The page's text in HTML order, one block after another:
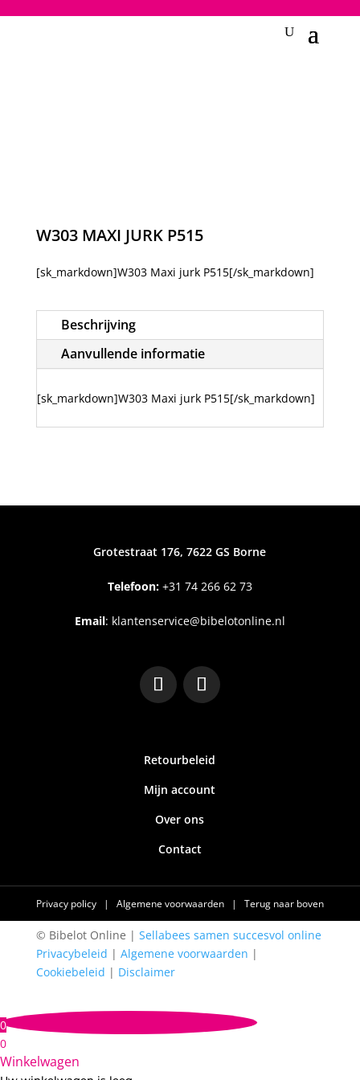
W303 MAXI JURK P515
[sk_markdown]W303 Maxi jurk P515[/sk_markdown]
Beschrijving
Aanvullende informatie
[sk_markdown]W303 Maxi jurk P515[/sk_markdown]
Grotestraat 176, 7622 GS Borne
Telefoon:+31 74 266 62 73
Email: klantenservice@bibelotonline.nl
Retourbeleid
Mijn account
Over ons
Contact
Privacy policy | Algemene voorwaarden | Terug naar boven
© Bibelot Online | Sellabees samen succesvol online
Privacybeleid | Algemene voorwaarden |
Cookiebeleid | Disclaimer
0
0
Winkelwagen